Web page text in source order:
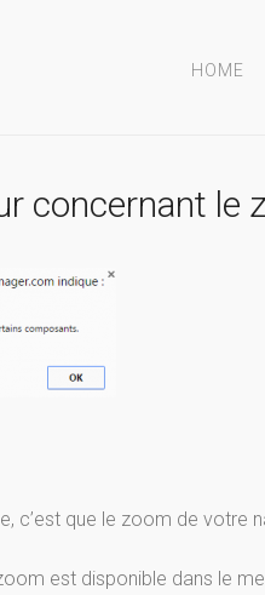
HOME
concernant
c’est que le zoom de votre
est disponible dans le